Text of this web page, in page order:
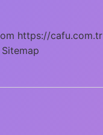
https://cafu.com.tr
Sitemap